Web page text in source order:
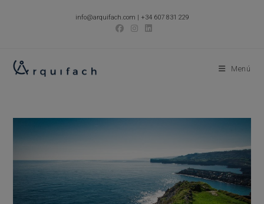
info@arquifach.com | +34 607 831 229
Menú